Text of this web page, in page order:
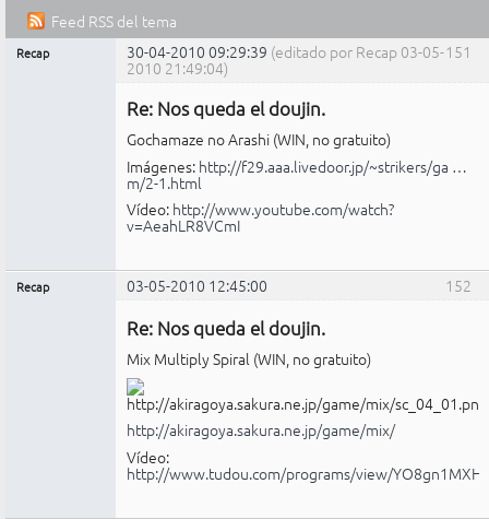
Feed RSS del tema
Mensajes [ 151 al 175 de 4.221 ]
151
Recap 30-04-2010 09:29:39 (editado por Recap 03-05-
2010 21:49:04)
Re: Nos queda el doujin.
Gochamaze no Arashi (WIN, no gratuito)
Imágenes: http://f29.aaa.livedoor.jp/~strikers/ga …
m/2-1.html
Vídeo: http://www.youtube.com/watch?
v=AeahLR8VCmI
152
Recap 03-05-2010 12:45:00
Re: Nos queda el doujin.
Mix Multiply Spiral (WIN, no gratuito)
http://akiragoya.sakura.ne.jp/game/mix/
Vídeo:
http://www.tudou.com/programs/view/